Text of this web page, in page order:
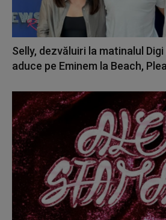
Selly, dezvăluiri la matinalul Digi
aduce pe Eminem la Beach,